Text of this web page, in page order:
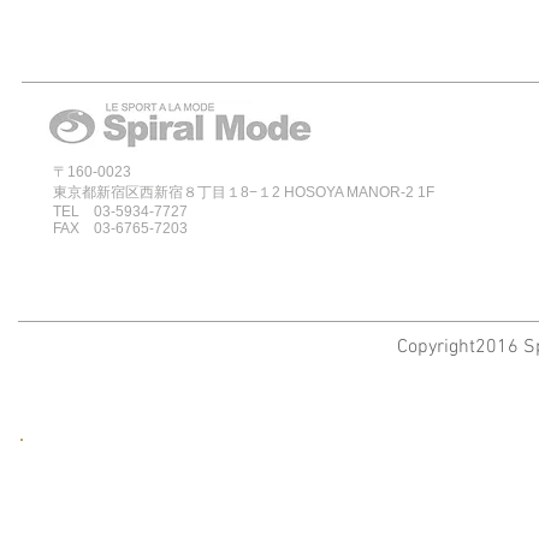
〒160-0023
東京都新宿区西新宿８丁目１8−１2 HOSOYA MANOR-2 1F
TEL 03-5934-7727
FAX 03-6765-7203
Copyright2016